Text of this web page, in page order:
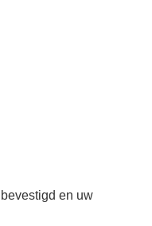
en uw